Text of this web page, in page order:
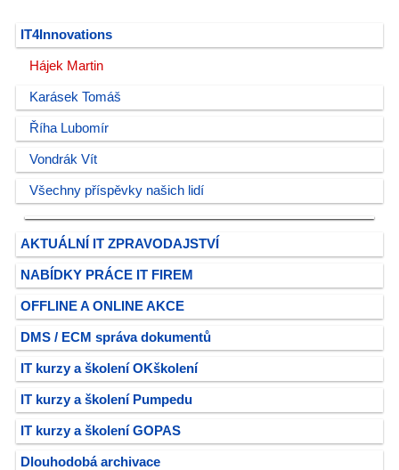
IT4Innovations
Hájek Martin
Karásek Tomáš
Říha Lubomír
Vondrák Vít
Všechny příspěvky našich lidí
AKTUÁLNÍ IT ZPRAVODAJSTVÍ
NABÍDKY PRÁCE IT FIREM
OFFLINE A ONLINE AKCE
DMS / ECM správa dokumentů
IT kurzy a školení OKškolení
IT kurzy a školení Pumpedu
IT kurzy a školení GOPAS
Dlouhodobá archivace